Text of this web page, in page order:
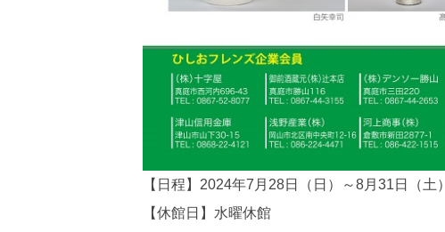
【日程】2024年7月28日（日）～8月31日（土）
【休館日】水曜休館